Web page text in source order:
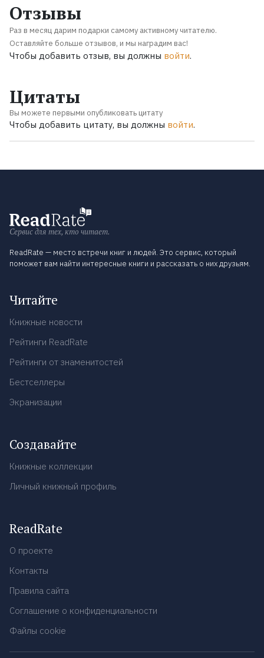
Отзывы
Раз в месяц дарим подарки самому активному читателю.
Оставляйте больше отзывов, и мы наградим вас!
Чтобы добавить отзыв, вы должны войти.
Цитаты
Вы можете первыми опубликовать цитату
Чтобы добавить цитату, вы должны войти.
Сервис для тех, кто читает.
ReadRate — место встречи книг и людей. Это сервис, который
поможет вам найти интересные книги и рассказать о них друзьям.
Читайте
Книжные новости
Рейтинги ReadRate
Рейтинги от знаменитостей
Бестселлеры
Экранизации
Создавайте
Книжные коллекции
Личный книжный профиль
ReadRate
О проекте
Контакты
Правила сайта
Соглашение о конфиденциальности
Файлы cookie